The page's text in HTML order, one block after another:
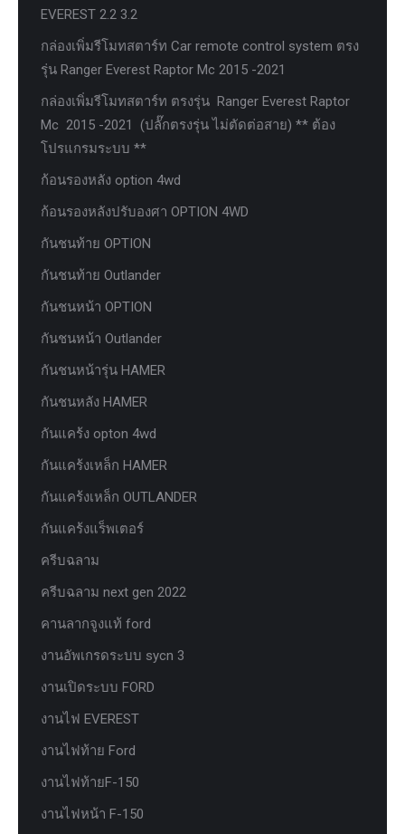
EVEREST 2.2 3.2
กล่องเพิ่มรีโมทสตาร์ท Car remote control system ตรง
รุ่น Ranger Everest Raptor Mc 2015 -2021
กล่องเพิ่มรีโมทสตาร์ท ตรงรุ่น Ranger Everest Raptor
Mc 2015 -2021 (ปลั๊กตรงรุ่น ไม่ตัดต่อสาย) ** ต้อง
โปรแกรมระบบ **
ก้อนรองหลัง option 4wd
ก้อนรองหลังปรับองศา OPTION 4WD
กันชนท้าย OPTION
กันชนท้าย Outlander
กันชนหน้า OPTION
กันชนหน้า Outlander
กันชนหน้ารุ่น HAMER
กันชนหลัง HAMER
กันแคร้ง opton 4wd
กันแคร้งเหล็ก HAMER
กันแคร้งเหล็ก OUTLANDER
กันแคร้งแร็พเตอร์
ครีบฉลาม
ครีบฉลาม next gen 2022
คานลากจูงแท้ ford
งานอัพเกรดระบบ sycn 3
งานเปิดระบบ FORD
งานไฟ EVEREST
งานไฟท้าย Ford
งานไฟท้ายF-150
งานไฟหน้า F-150